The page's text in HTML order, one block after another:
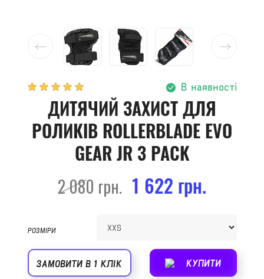
В наявності
ДИТЯЧИЙ ЗАХИСТ ДЛЯ
РОЛИКІВ ROLLERBLADE EVO
GEAR JR 3 PACK
2 080 грн. 1 622 грн.
РОЗМІРИ
КУПИТИ
ЗАМОВИТИ В 1 КЛІК